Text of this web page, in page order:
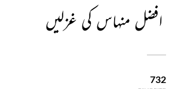
افضل منہاس کی غزلیں
732